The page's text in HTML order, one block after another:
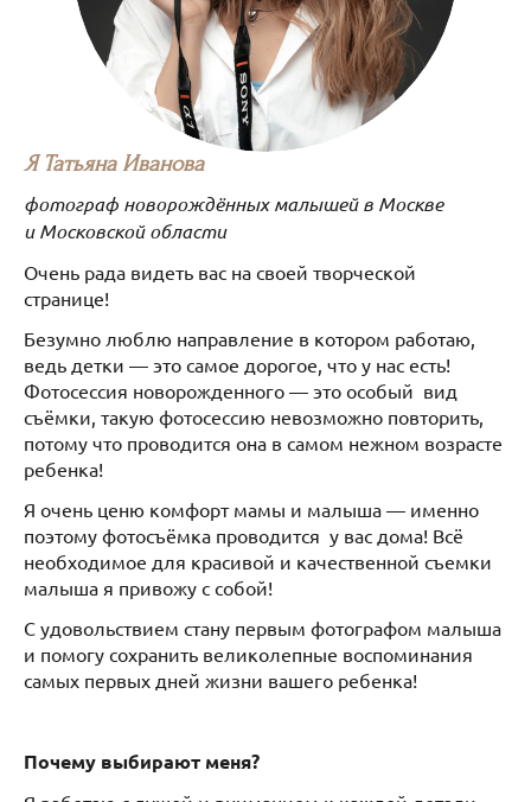
Я Татьяна Иванова
фотограф новорождённых малышей в Москве
и Московской области
Очень рада видеть вас на своей творческой
странице!
Безумно люблю направление в котором работаю,
ведь детки — это самое дорогое, что у нас есть!
Фотосессия новорожденного — это особый вид
съёмки, такую фотосессию невозможно повторить,
потому что проводится она в самом нежном возрасте
ребенка!
Я очень ценю комфорт мамы и малыша — именно
поэтому фотосъёмка проводится у вас дома! Всё
необходимое для красивой и качественной съемки
малыша я привожу с собой!
С удовольствием стану первым фотографом малыша
и помогу сохранить великолепные воспоминания
самых первых дней жизни вашего ребенка!
Почему выбирают меня?